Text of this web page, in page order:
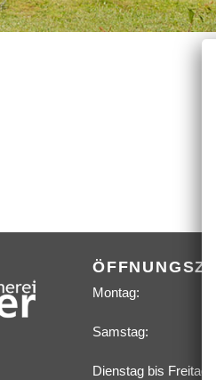
Montag:
Samstag:
Dienstag bis